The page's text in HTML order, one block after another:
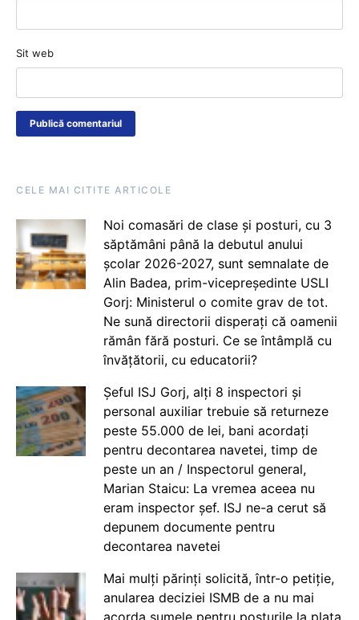
Sit web
CELE MAI CITITE ARTICOLE
Noi comasări de clase și posturi, cu 3
săptămâni până la debutul anului
școlar 2026-2027, sunt semnalate de
Alin Badea, prim-vicepreședinte USLI
Gorj: Ministerul o comite grav de tot.
Ne sună directorii disperați că oamenii
rămân fără posturi. Ce se întâmplă cu
învățătorii, cu educatorii?
Șeful ISJ Gorj, alți 8 inspectori și
personal auxiliar trebuie să returneze
peste 55.000 de lei, bani acordați
pentru decontarea navetei, timp de
peste un an / Inspectorul general,
Marian Staicu: La vremea aceea nu
eram inspector șef. ISJ ne-a cerut să
depunem documente pentru
decontarea navetei
Mai mulți părinți solicită, într-o petiție,
anularea deciziei ISMB de a nu mai